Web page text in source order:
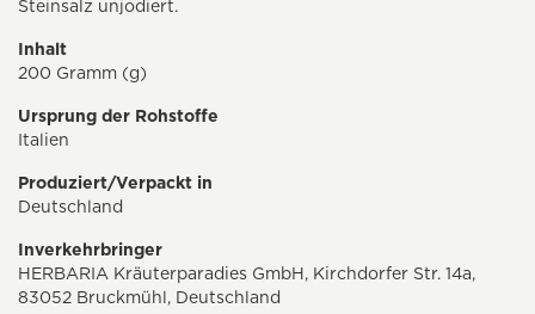
Steinsalz unjodiert.
Inhalt
200 Gramm (g)
Ursprung der Rohstoffe
Italien
Produziert/Verpackt in
Deutschland
Inverkehrbringer
HERBARIA Kräuterparadies GmbH, Kirchdorfer Str. 14a,
83052 Bruckmühl, Deutschland